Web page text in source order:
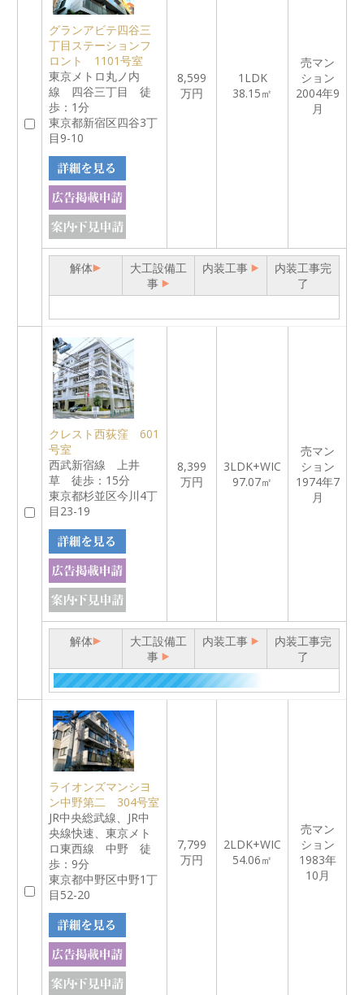
グランアビテ四谷三
丁目ステーションフ
ロント 1101号室
東京メトロ丸ノ内
線 四谷三丁目 徒
歩：1分
東京都新宿区四谷3丁
目9-10
8,599
万円
1LDK
38.15㎡
売マン
ション
2004年9
月
解体
大工設備工
事
内装工事
内装工事完
了
クレスト西荻窪 601
号室
西武新宿線 上井
草 徒歩：15分
東京都杉並区今川4丁
目23-19
8,399
万円
3LDK+WIC
97.07㎡
売マン
ション
1974年7
月
解体
大工設備工
事
内装工事
内装工事完
了
ライオンズマンシヨ
ン中野第二 304号室
JR中央総武線、JR中
央線快速、東京メト
ロ東西線 中野 徒
歩：9分
東京都中野区中野1丁
目52-20
7,799
万円
2LDK+WIC
54.06㎡
売マン
ション
1983年
10月